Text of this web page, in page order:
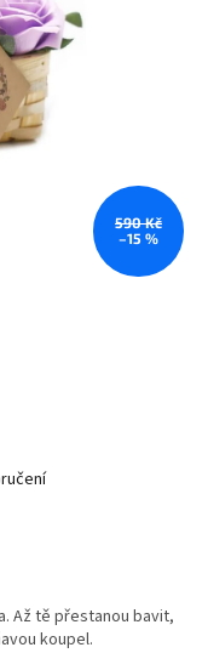
590 Kč
–15 %
Až tě přestanou bavit,
koupel.